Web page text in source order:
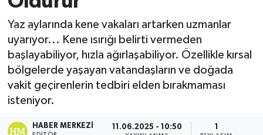
Yaz aylarında kene vakaları artarken uzmanlar
uyarıyor... Kene ısırığı belirti vermeden
başlayabiliyor, hızla ağırlaşabiliyor. Özellikle kırsal
bölgelerde yaşayan vatandaşların ve doğada
vakit geçirenlerin tedbiri elden bırakmaması
isteniyor.
HABER MERKEZI 11.06.2025 - 10:50
Son Dakika Haberleri
Haber Arşivi